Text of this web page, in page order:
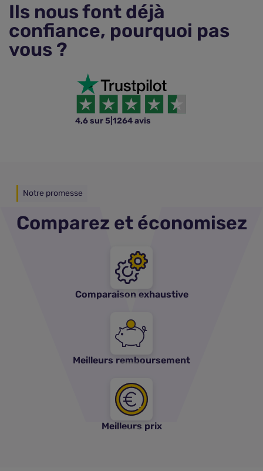
Ils nous font déjà
confiance, pourquoi pas
vous ?
4,6 sur 5 1264 avis
Notre promesse
Comparez et économisez
Comparaison exhaustive
Meilleurs remboursement
Meilleurs prix